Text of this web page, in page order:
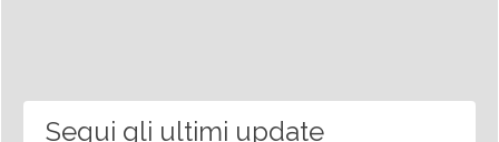
Segui gli ultimi update